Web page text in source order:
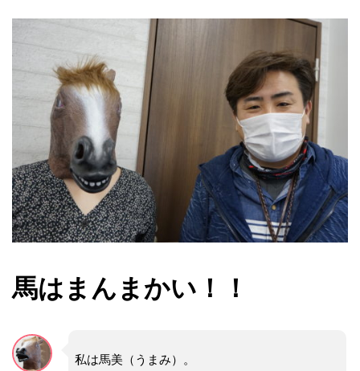
馬はまんまかい！！
私は馬美（うまみ）。